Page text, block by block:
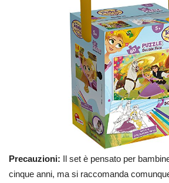
Precauzioni: Il set è pensato per
cinque anni, ma si raccomanda